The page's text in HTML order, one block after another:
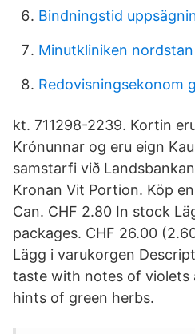
Bindningstid
Minutkliniken
Redovisningsekonom
kt. 711298-2239. Kortin
Krónunnar og eru eign
samstarfi við
Kronan Vit Portion. Köp
Can. CHF 2.80 In stock
packages. CHF 26.00
Lägg i varukorgen
taste with notes of violets
hints of green herbs.